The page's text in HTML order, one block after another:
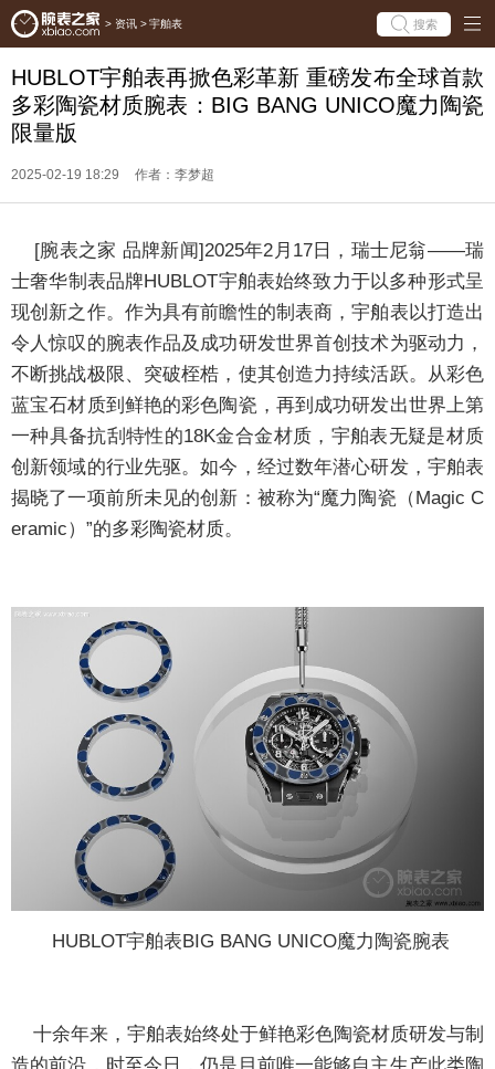
> 资讯 > 宇舶表 搜索
HUBLOT宇舶表再掀色彩革新 重磅发布全球首款
多彩陶瓷材质腕表：BIG BANG UNICO魔力陶瓷
限量版
2025-02-19 18:29 作者：李梦超
[腕表之家 品牌新闻]2025年2月17日，瑞士尼翁——瑞
士奢华制表品牌HUBLOT宇舶表始终致力于以多种形式呈
现创新之作。作为具有前瞻性的制表商，宇舶表以打造出
令人惊叹的腕表作品及成功研发世界首创技术为驱动力，
不断挑战极限、突破桎梏，使其创造力持续活跃。从彩色
蓝宝石材质到鲜艳的彩色陶瓷，再到成功研发出世界上第
一种具备抗刮特性的18K金合金材质，宇舶表无疑是材质
创新领域的行业先驱。如今，经过数年潜心研发，宇舶表
揭晓了一项前所未见的创新：被称为“魔力陶瓷（Magic C
eramic）”的多彩陶瓷材质。
HUBLOT宇舶表BIG BANG UNICO魔力陶瓷腕表
十余年来，宇舶表始终处于鲜艳彩色陶瓷材质研发与制